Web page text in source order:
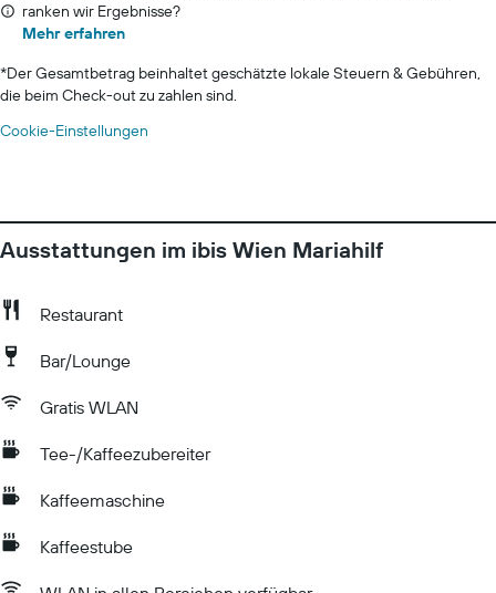
ranken wir Ergebnisse?
Mehr erfahren
*Der Gesamtbetrag beinhaltet geschätzte lokale Steuern & Gebühren,
die beim Check-out zu zahlen sind.
Cookie-Einstellungen
Ausstattungen im ibis Wien Mariahilf
Restaurant
Bar/Lounge
Gratis WLAN
Tee-/Kaffeezubereiter
Kaffeemaschine
Kaffeestube